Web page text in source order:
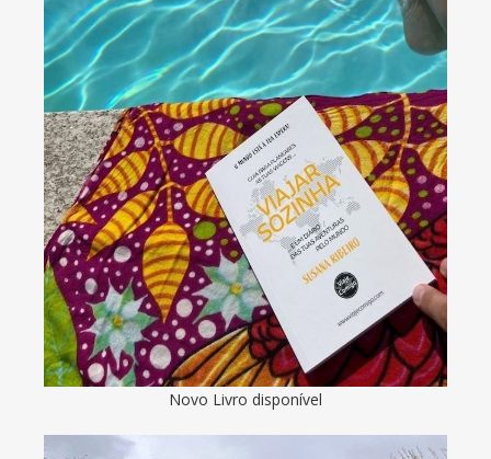
Novo Livro disponível